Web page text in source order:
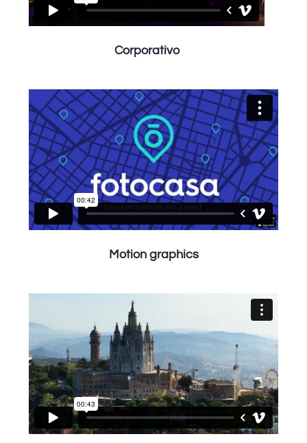
Corporativo
Motion graphics